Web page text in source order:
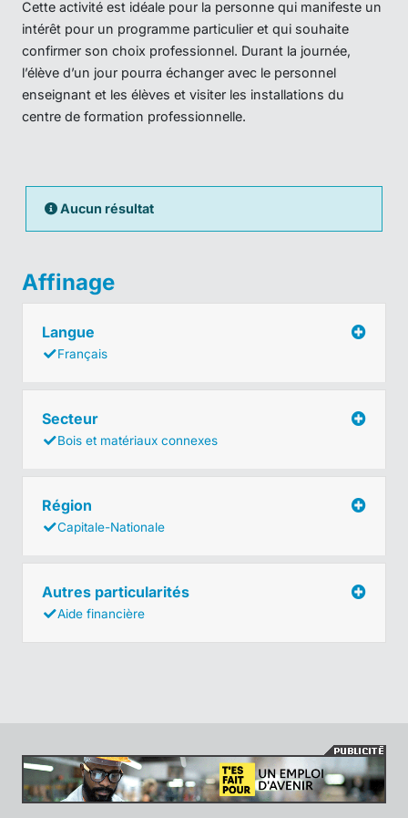
Cette activité est idéale pour la personne qui manifeste un
intérêt pour un programme particulier et qui souhaite
confirmer son choix professionnel. Durant la journée,
l’élève d’un jour pourra échanger avec le personnel
enseignant et les élèves et visiter les installations du
centre de formation professionnelle.
Aucun résultat
Affinage
Langue
Français
Secteur
Bois et matériaux connexes
Région
Capitale-Nationale
Autres particularités
Aide financière